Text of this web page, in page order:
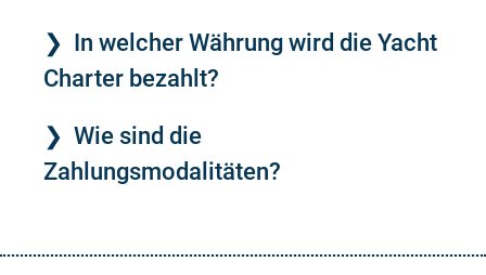
In welcher Währung wird die Yacht
Charter bezahlt?
Wie sind die
Zahlungsmodalitäten?